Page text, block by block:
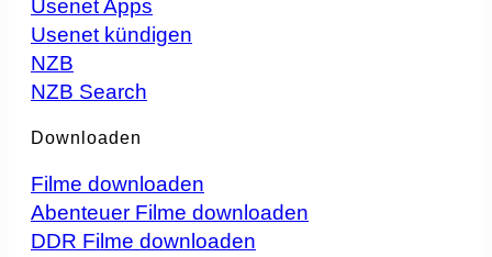
Usenet Apps
Usenet kündigen
NZB
NZB Search
Downloaden
Filme downloaden
Abenteuer Filme downloaden
DDR Filme downloaden